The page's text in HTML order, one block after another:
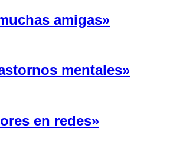
amigas»
mentales»
en redes»